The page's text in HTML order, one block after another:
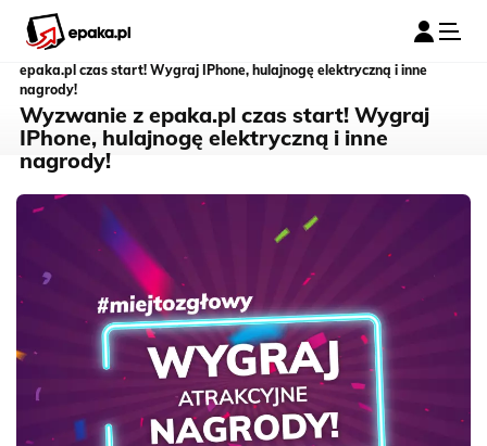
Tani kurier
epaka.pl czas start! Wygraj IPhone, hulajnogę elektryczną i inne
nagrody!
Wyzwanie z epaka.pl czas start! Wygraj
IPhone, hulajnogę elektryczną i inne
nagrody!